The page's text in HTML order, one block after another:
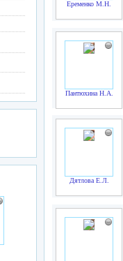
Еременко М.Н.
Пантюхина Н.А.
Дятлова Е.Л.